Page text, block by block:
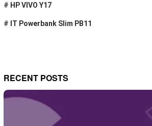
# HP VIVO Y17
# IT Powerbank Slim PB11
RECENT POSTS